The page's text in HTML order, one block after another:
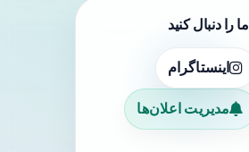
ما را دنبال کنید
اینستاگرام
مدیریت اعلان‌ها